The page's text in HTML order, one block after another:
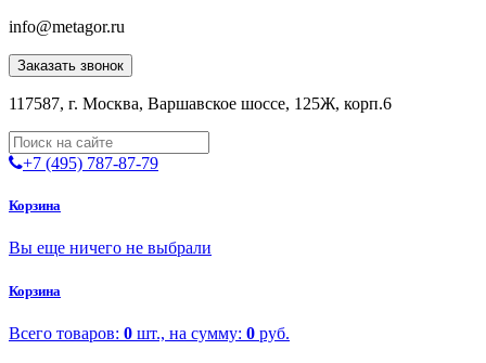
info@metagor.ru
Заказать звонок
117587, г. Москва, Варшавское шоссе, 125Ж, корп.6
+7 (495) 787-87-79
Корзина
Вы еще ничего не выбрали
Корзина
Всего товаров: 0 шт., на сумму: 0 руб.